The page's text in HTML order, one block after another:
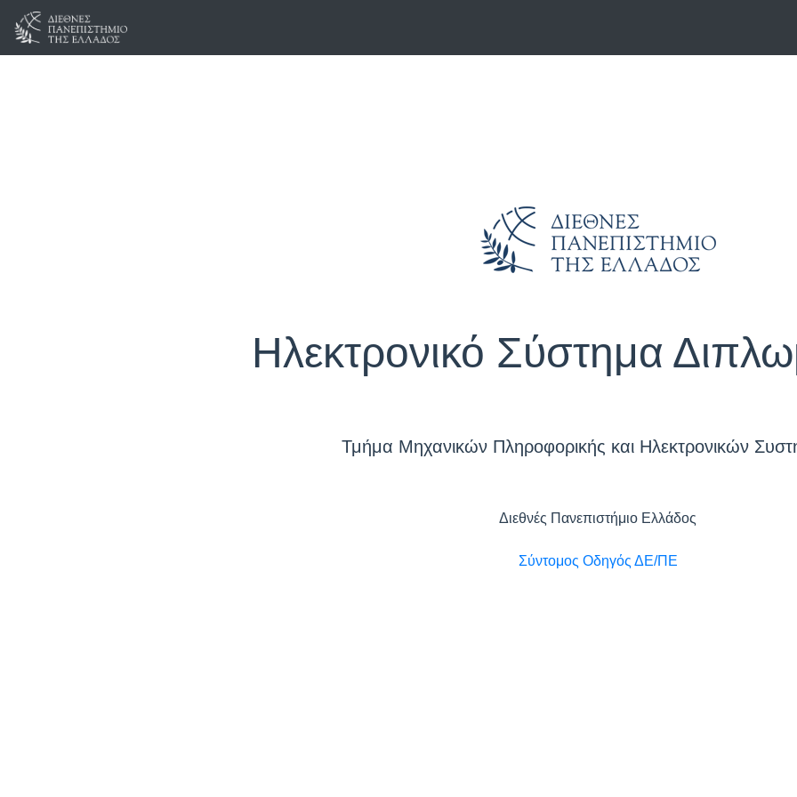
Ηλεκτρονικό Σύστημα
Τμήμα Μηχανικών Πληροφορικής και Ηλεκτρονικών
Διεθνές Πανεπιστήμιο Ελλάδος
Σύντομος Οδηγός ΔΕ/ΠΕ